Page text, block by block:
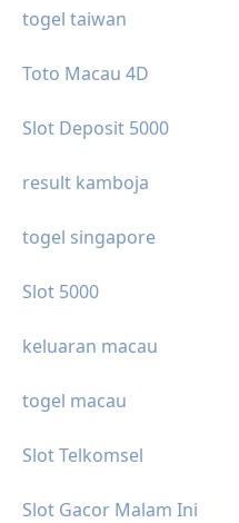
togel taiwan
Toto Macau 4D
Slot Deposit 5000
result kamboja
togel singapore
Slot 5000
keluaran macau
togel macau
Slot Telkomsel
Slot Gacor Malam Ini